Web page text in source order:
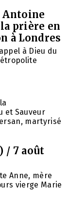
Antoine
prière en
à Londres
à Dieu du
et Sauveur
martyrisé
/ 7 août
Anne, mère
vierge Marie